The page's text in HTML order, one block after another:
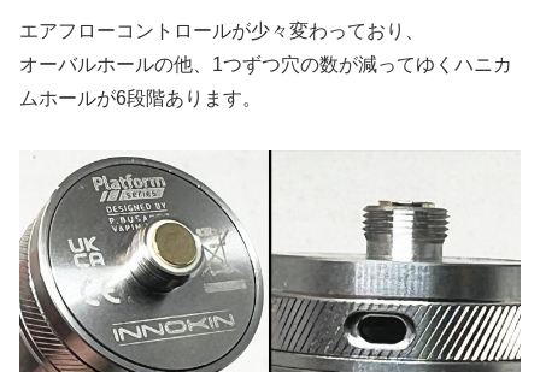
エアフローコントロールが少々変わっており、
オーバルホールの他、1つずつ穴の数が減ってゆくハニカ
ムホールが6段階あります。